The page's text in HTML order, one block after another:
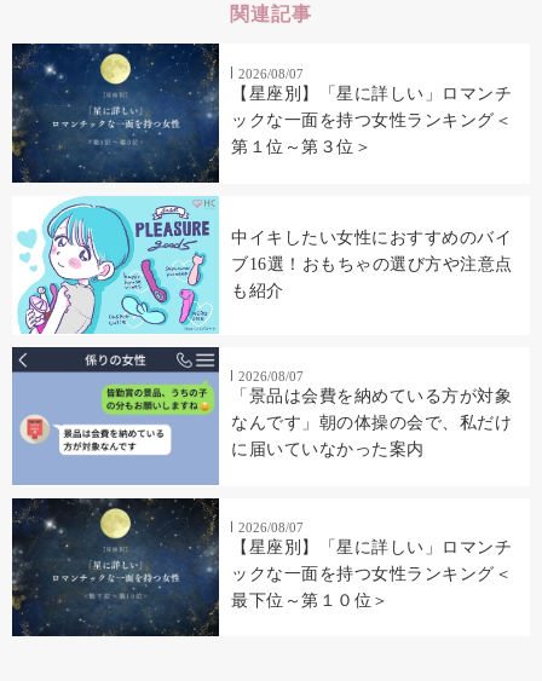
関連記事
2026/08/07
【星座別】「星に詳しい」ロマンチ
ックな一面を持つ女性ランキング＜
第１位～第３位＞
中イキしたい女性におすすめのバイ
ブ16選！おもちゃの選び方や注意点
も紹介
2026/08/07
「景品は会費を納めている方が対象
なんです」朝の体操の会で、私だけ
に届いていなかった案内
2026/08/07
【星座別】「星に詳しい」ロマンチ
ックな一面を持つ女性ランキング＜
最下位～第１０位＞